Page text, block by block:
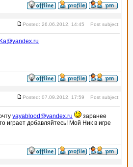
Posted: 26.06.2012, 14:45 Post subject:
Posted: 07.09.2012, 17:59 Post subject:
yayablood@yandex.ru
заранее
играет добавляйтесь! Мой Ник в игре